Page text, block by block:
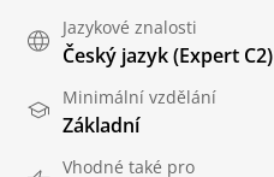
Jazykové znalosti
Český jazyk(Expert C2)
Minimální vzdělání
Základní
Vhodné také pro